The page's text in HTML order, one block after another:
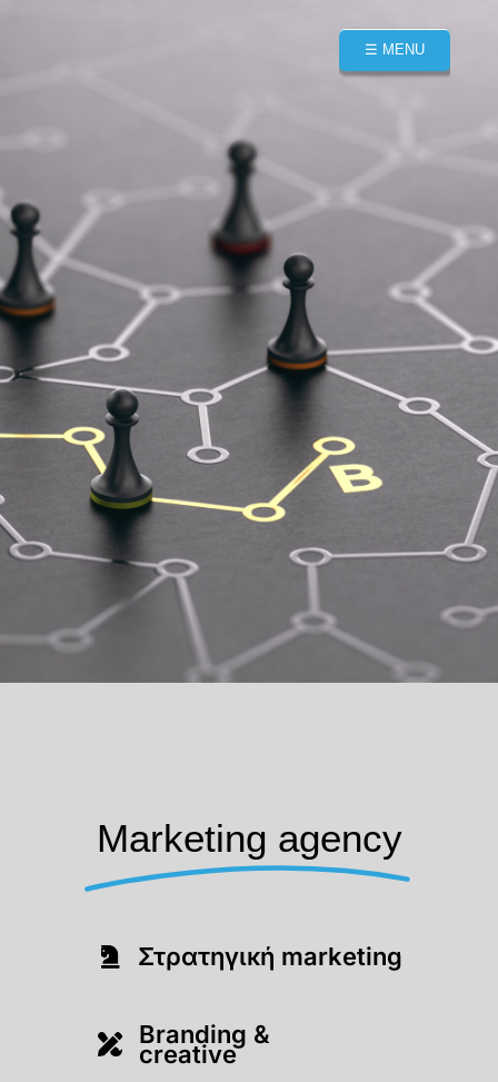
☰ MENU
Marketing agency
Στρατηγική marketing
Branding &
creative